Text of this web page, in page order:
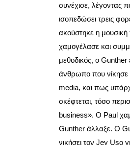
συνέχισε, λέγοντας
ισοπεδώσει τρεις
ακούστηκε η
χαμογέλασε και
μεθοδικός, ο Gunther
άνθρωπο που νίκησε
media, και πως
σκέφτεται, τόσο
business». Ο Paul
Gunther άλλαξε. Ο
νικήσει τον Jey Uso